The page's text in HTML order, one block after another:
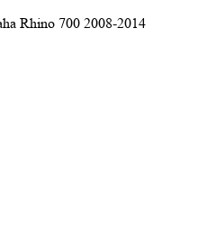
Rhino 700 2008-2014